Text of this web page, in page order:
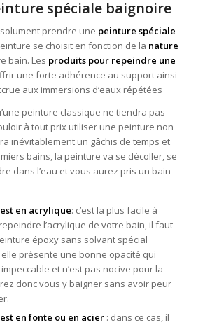
spéciale baignoire
prendre une peinture spéciale
se choisit en fonction de la nature
bain. Les produits pour repeindre une
une forte adhérence au support ainsi
aux immersions d’eaux répétées
peinture classique ne tiendra pas
à tout prix utiliser une peinture non
inévitablement un gâchis de temps et
bains, la peinture va se décoller, se
dans l’eau et vous aurez pris un bain
en acrylique: c’est la plus facile à
l’acrylique de votre bain, il faut
époxy sans solvant spécial
présente une bonne opacité qui
et n’est pas nocive pour la
donc vous y baigner sans avoir peur
en fonte ou en acier : dans ce cas, il